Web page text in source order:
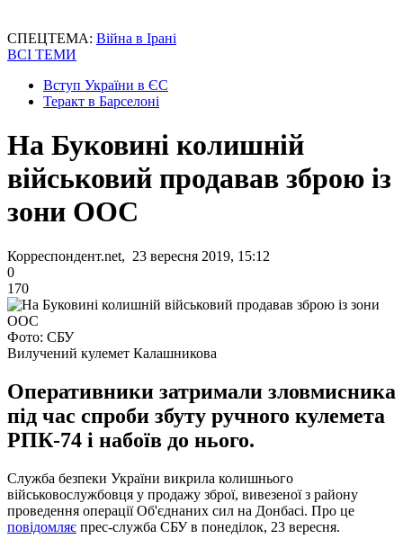
СПЕЦТЕМА: Війна в Ірані
ВСІ ТЕМИ
Вступ України в ЄС
Теракт в Барселоні
На Буковині колишній
військовий продавав зброю із
зони ООС
Корреспондент.net, 23 вересня 2019, 15:12
0
170
Фото: СБУ
Вилучений кулемет Калашникова
Оперативники затримали зловмисника
під час спроби збуту ручного кулемета
РПК-74 і набоїв до нього.
Служба безпеки України викрила колишнього
військовослужбовця у продажу зброї, вивезеної з району
проведення операції Об'єднаних сил на Донбасі. Про це
повідомляє прес-служба СБУ в понеділок, 23 вересня.